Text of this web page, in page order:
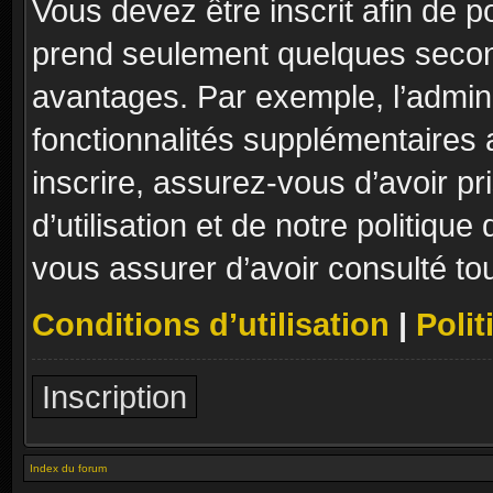
Vous devez être inscrit afin de
prend seulement quelques
avantages. Par exemple,
fonctionnalités
inscrire, assurez-vous d’avoir
d’utilisation et de notre
vous assurer d’avoir consulté
Conditions d’utilisation |
Inscription
Index du forum